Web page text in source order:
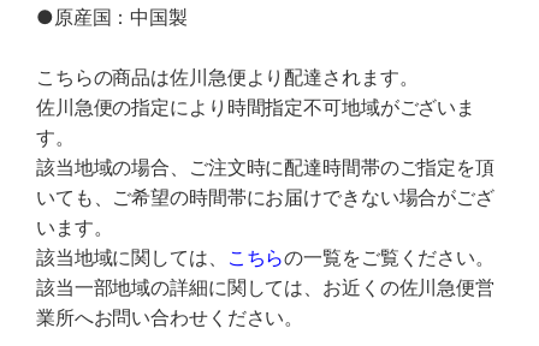
●原産国：中国製
こちらの商品は佐川急便より配達されます。
佐川急便の指定により時間指定不可地域がございま
す。
該当地域の場合、ご注文時に配達時間帯のご指定を頂
いても、ご希望の時間帯にお届けできない場合がござ
います。
該当地域に関しては、
こちらの一覧をご覧ください。
該当一部地域の詳細に関しては、お近くの佐川急便営
業所へお問い合わせください。